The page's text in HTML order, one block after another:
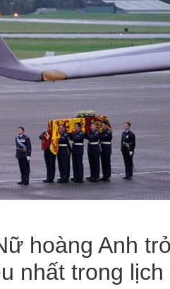
hoàng Anh
nhất trong